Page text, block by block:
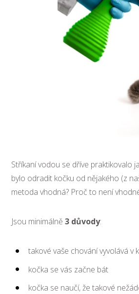
Stříkaní vodou se dříve praktikovalo
bylo odradit kočku od nějakého (z
metoda vhodná? Proč to není
Jsou minimálně 3 důvody:
takové vaše chování vyvolává
kočka se vás začne bát
kočka se naučí, že takové